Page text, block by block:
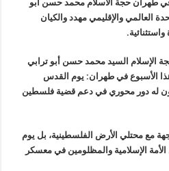
طهران حجة الاسلام محمد حسن ابو
العالمي والإقليمي مهدد والكيان
الإسلام السيد محمد حسن أبو ترابي
الأسبوع في طهران: يوم القدس
له دور محوري في دعم قضية فلسطين
مع محتلي الأرض الفلسطينية، بل يوم
الإسلامية والمظلومين في معسكر